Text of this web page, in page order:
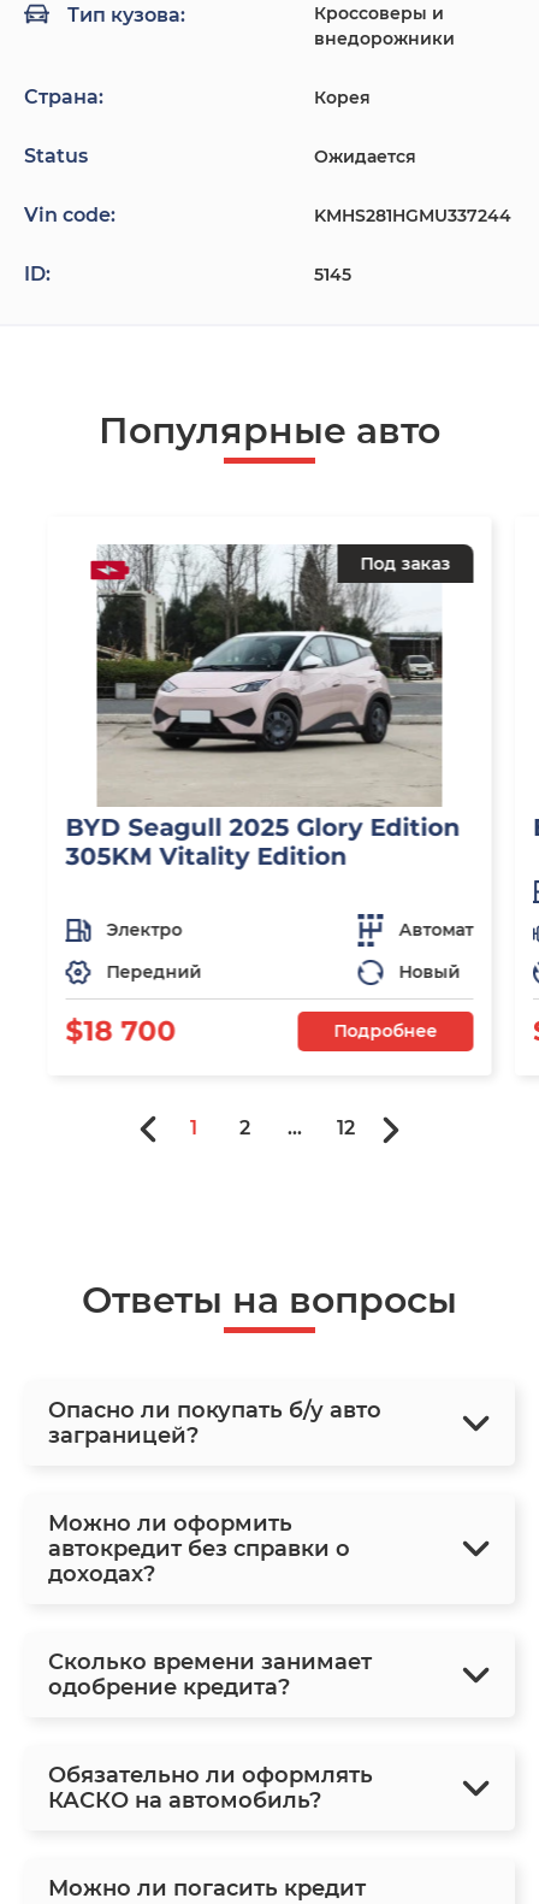
Тип кузова:
Кроссоверы и
внедорожники
Страна: Корея
Status Ожидается
Vin code: KMHS281HGMU337244
ID: 5145
Популярные авто
Под заказ
BYD Seagull 2025 Glory Edition
305KM Vitality Edition
Электро
Автомат
Передний
Новый
$18 700 Подробнее
1 2 ... 12
Ответы на вопросы
Опасно ли покупать б/у авто
заграницей?
Можно ли оформить
автокредит без справки о
доходах?
Сколько времени занимает
одобрение кредита?
Обязательно ли оформлять
КАСКО на автомобиль?
Можно ли погасить кредит